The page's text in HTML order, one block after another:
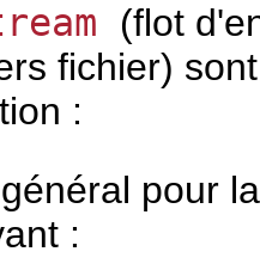
(flot
fichier)
:
pour
: